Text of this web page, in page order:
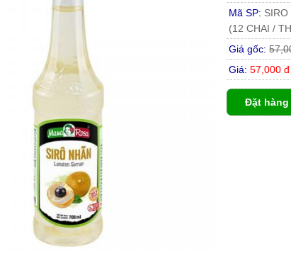
Mã SP: SIRO
(12 CHAI /
Giá gốc:
Giá: 57,000 đ
Đặt hàng